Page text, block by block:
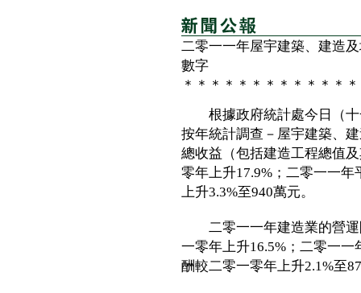
二零一一年屋宇建築、建造
數字
＊＊＊＊＊＊＊＊＊＊＊＊
根據政府統計處今日（十
按年統計調查－屋宇建築、
總收益（包括建造工程總值
零年上升17.9%；二零一一
上升3.3%至940萬元。
二零一一年建造業的營運
一零年上升16.5%；二零一
酬較二零一零年上升2.1%至